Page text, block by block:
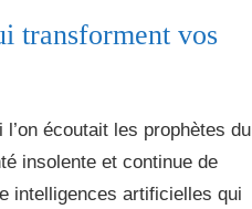
transforment vos
écoutait les prophètes du
insolente et continue de
intelligences artificielles qui